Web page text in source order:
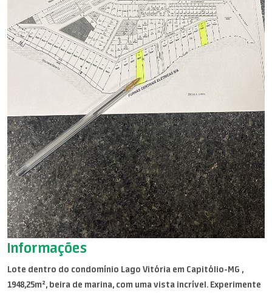
Informações
Lote dentro do condomínio Lago Vitória em Capitólio-MG ,
1948,25m², beira de marina, com uma vista incrível. Experimente